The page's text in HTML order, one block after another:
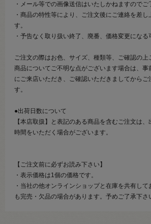
・メール等での画像送信はいたしかねますのでご
・商品の特性等により、ご注文後にご連絡を差し
す。
・予告なく取り扱い終了、廃番、価格変更になる
ご注文の際はお色、サイズ、種類等、ご確認の上
商品についてご不明な点がございます場合は、事
にご来店いただき、ご確認いただきましてからご
す。
●出荷日数について
【本店取扱】と表記のある商品を含むご注文は
時間をいただく場合がございます。
【ご注文前に必ずお読み下さい】
・表示価格は1個の価格です。
・当社の他オンラインショップと在庫を共有し
も完売・欠品の場合があります。予めご了承下さ